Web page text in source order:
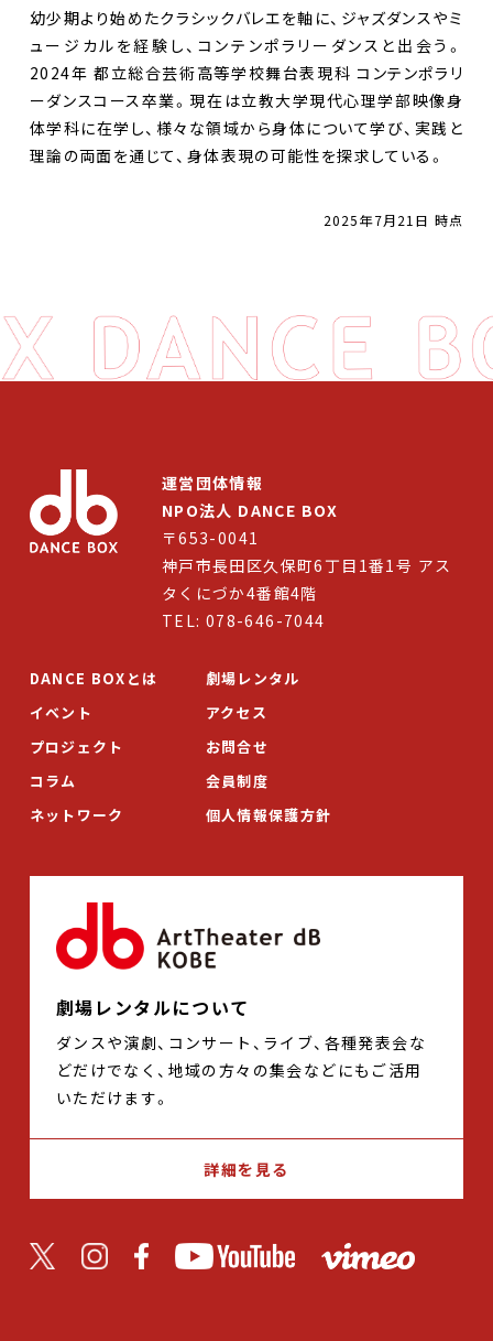
DANCE BOXとは
イベント
ネットワーク
劇場レンタル
アクセス
幼少期より始めたクラシックバレエを軸に、ジャズダンスやミ
ュージカルを経験し、コンテンポラリーダンスと出会う。
2024年 都立総合芸術高等学校舞台表現科 コンテンポラリ
ーダンスコース卒業。現在は立教大学現代心理学部映像身
体学科に在学し、様々な領域から身体について学び、実践と
理論の両面を通じて、身体表現の可能性を探求している。
2025年7月21日 時点
運営団体情報
NPO法人 DANCE BOX
〒653-0041
神戸市長田区久保町6丁目1番1号 アス
タくにづか4番館4階
TEL: 078-646-7044
DANCE BOXとは
イベント
プロジェクト
コラム
ネットワーク
劇場レンタル
アクセス
お問合せ
会員制度
個人情報保護方針
劇場レンタルについて
ダンスや演劇、コンサート、ライブ、各種発表会な
どだけでなく、地域の方々の集会などにもご活用
いただけます。
詳細を見る